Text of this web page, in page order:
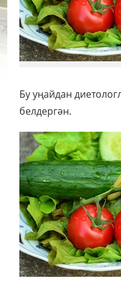
Бу уңайдан
белдергән.